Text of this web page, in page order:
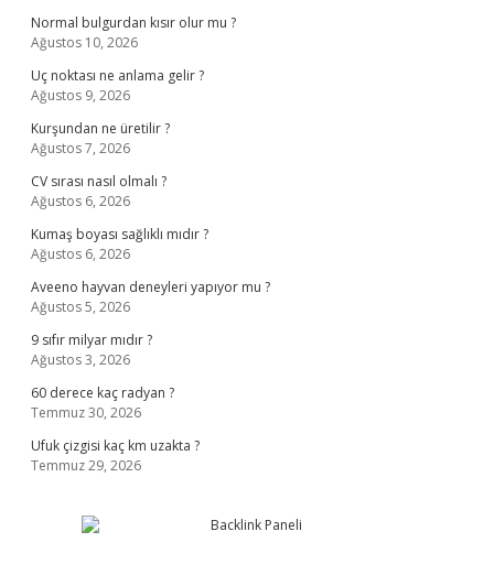
Normal bulgurdan kısır olur mu ?
Ağustos 10, 2026
Uç noktası ne anlama gelir ?
Ağustos 9, 2026
Kurşundan ne üretilir ?
Ağustos 7, 2026
CV sırası nasıl olmalı ?
Ağustos 6, 2026
Kumaş boyası sağlıklı mıdır ?
Ağustos 6, 2026
Aveeno hayvan deneyleri yapıyor mu ?
Ağustos 5, 2026
9 sıfır milyar mıdır ?
Ağustos 3, 2026
60 derece kaç radyan ?
Temmuz 30, 2026
Ufuk çizgisi kaç km uzakta ?
Temmuz 29, 2026